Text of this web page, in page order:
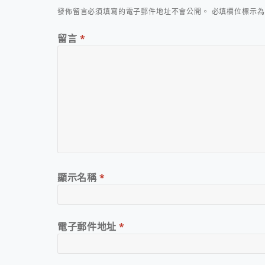
發佈留言必須填寫的電子郵件地址不會公開。 必填欄位標示
留言 *
顯示名稱*
電子郵件地址*